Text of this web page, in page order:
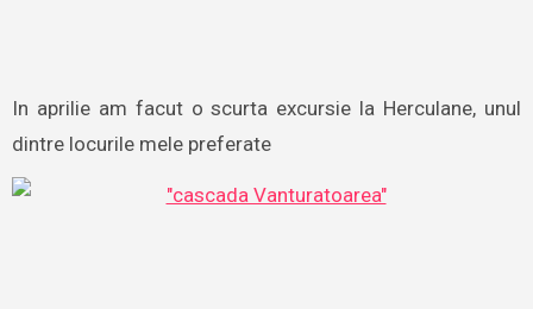
In aprilie am facut o scurta excursie la Herculane, unul
dintre locurile mele preferate